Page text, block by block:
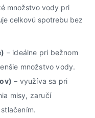
množstvo vody pri
celkovú spotrebu bez
– ideálne pri bežnom
množstvo vody.
– využíva sa pri
misy, zaručí